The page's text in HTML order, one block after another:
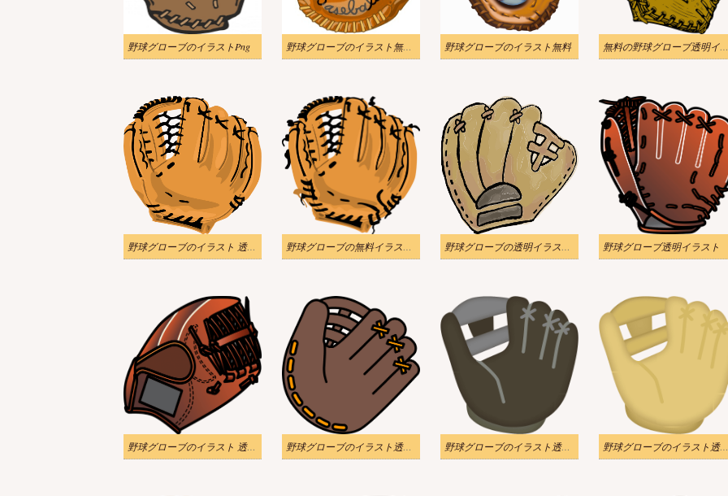
野球グローブのイラストPng 野球グローブのイラスト無料 2 野球グローブのイラスト無料 無料の野球グローブ透明イラスト
野球グローブのイラスト 透明をダウンロード 野球グローブの無料イラスト 透明 野球グローブの透明イラスト png 野球グローブ透明イラスト
野球グローブのイラスト 透明な背景 野球グローブのイラスト透明写真 2 野球グローブのイラスト透明写真 野球グローブのイラスト透明画像 2